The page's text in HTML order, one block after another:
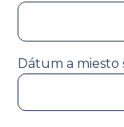
Dátum a miesto